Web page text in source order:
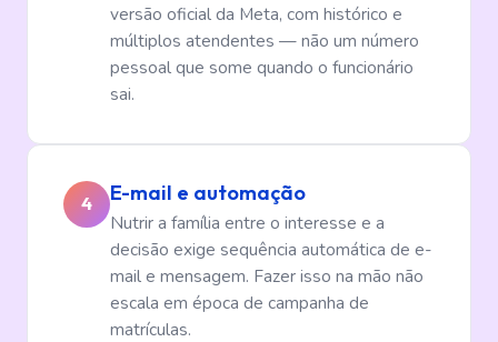
versão oficial da Meta, com histórico e
múltiplos atendentes — não um número
pessoal que some quando o funcionário
sai.
4 E-mail e automação
Nutrir a família entre o interesse e a
decisão exige sequência automática de e-
mail e mensagem. Fazer isso na mão não
escala em época de campanha de
matrículas.